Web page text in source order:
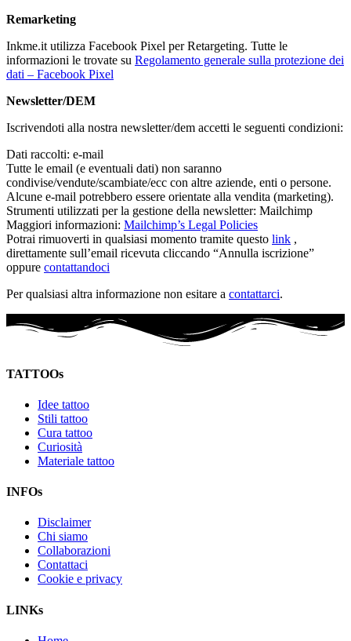
Remarketing
Inkme.it utilizza Facebook Pixel per Retargeting. Tutte le
informazioni le trovate su Regolamento generale sulla protezione dei
dati – Facebook Pixel
Newsletter/DEM
Iscrivendoti alla nostra newsletter/dem accetti le seguenti condizioni:
Dati raccolti: e-mail
Tutte le email (e eventuali dati) non saranno
condivise/vendute/scambiate/ecc con altre aziende, enti o persone.
Alcune e-mail potrebbero essere orientate alla vendita (marketing).
Strumenti utilizzati per la gestione della newsletter: Mailchimp
Maggiori informazioni: Mailchimp’s Legal Policies
Potrai rimuoverti in qualsiasi momento tramite questo link ,
direttamente sull’email ricevuta cliccando “Annulla iscrizione”
oppure contattandoci
Per qualsiasi altra informazione non esitare a contattarci.
TATTOOs
Idee tattoo
Stili tattoo
Cura tattoo
Curiosità
Materiale tattoo
INFOs
Disclaimer
Chi siamo
Collaborazioni
Contattaci
Cookie e privacy
LINKs